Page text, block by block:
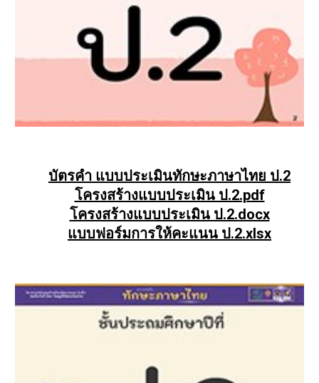
บัตรคำ แบบประเมินทักษะภาษาไทย ป.2
โครงสร้างแบบประเมิน ป.2.pdf
โครงสร้างแบบประเมิน ป.2.docx
แบบฟอร์มการให้คะแนน ป.2.xlsx